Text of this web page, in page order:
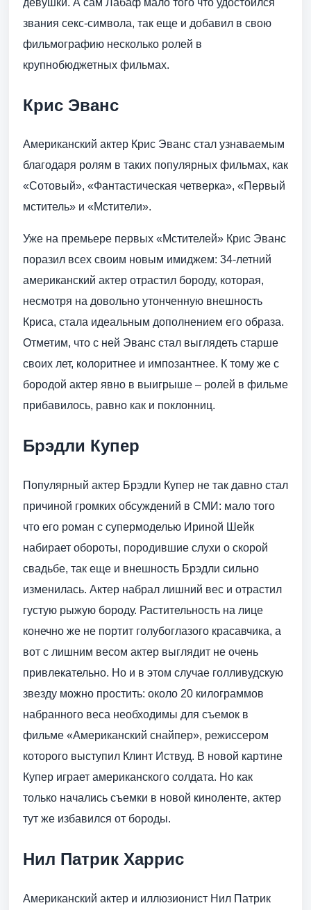
звания секс-символа, так еще и добавил в свою
фильмографию несколько ролей в
крупнобюджетных фильмах.
Крис Эванс
Американский актер Крис Эванс стал узнаваемым
благодаря ролям в таких популярных фильмах, как
«Сотовый», «Фантастическая четверка», «Первый
мститель» и «Мстители».
Уже на премьере первых «Мстителей» Крис Эванс
поразил всех своим новым имиджем: 34-летний
американский актер отрастил бороду, которая,
несмотря на довольно утонченную внешность
Криса, стала идеальным дополнением его образа.
Отметим, что с ней Эванс стал выглядеть старше
своих лет, колоритнее и импозантнее. К тому же с
бородой актер явно в выигрыше – ролей в фильме
прибавилось, равно как и поклонниц.
Брэдли Купер
Популярный актер Брэдли Купер не так давно стал
причиной громких обсуждений в СМИ: мало того
что его роман с супермоделью Ириной Шейк
набирает обороты, породившие слухи о скорой
свадьбе, так еще и внешность Брэдли сильно
изменилась. Актер набрал лишний вес и отрастил
густую рыжую бороду. Растительность на лице
конечно же не портит голубоглазого красавчика, а
вот с лишним весом актер выглядит не очень
привлекательно. Но и в этом случае голливудскую
звезду можно простить: около 20 килограммов
набранного веса необходимы для съемок в
фильме «Американский снайпер», режиссером
которого выступил Клинт Иствуд. В новой картине
Купер играет американского солдата. Но как
только начались съемки в новой киноленте, актер
тут же избавился от бороды.
Нил Патрик Харрис
Американский актер и иллюзионист Нил Патрик